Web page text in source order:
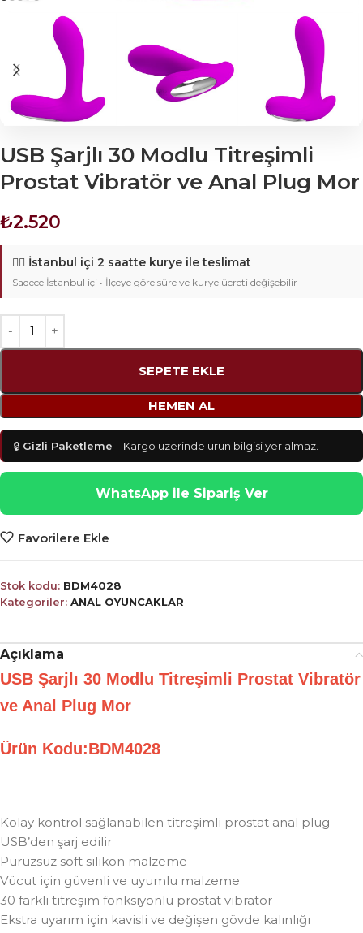
USB Şarjlı 30 Modlu Titreşimli
Prostat Vibratör ve Anal Plug Mor
₺2.520
🚴‍♂️ İstanbul içi 2 saatte kurye ile teslimat
Sadece İstanbul içi • İlçeye göre süre ve kurye ücreti değişebilir
SEPETE EKLE
HEMEN AL
🔒 Gizli Paketleme – Kargo üzerinde ürün bilgisi yer almaz.
WhatsApp ile Sipariş Ver
Favorilere Ekle
Stok kodu: BDM4028
Kategoriler: ANAL OYUNCAKLAR
Açıklama
USB Şarjlı 30 Modlu Titreşimli Prostat Vibratör
ve Anal Plug Mor
Ürün Kodu:BDM4028
Kolay kontrol sağlanabilen titreşimli prostat anal plug
USB’den şarj edilir
Pürüzsüz soft silikon malzeme
Vücut için güvenli ve uyumlu malzeme
30 farklı titreşim fonksiyonlu prostat vibratör
Ekstra uyarım için kavisli ve değişen gövde kalınlığı